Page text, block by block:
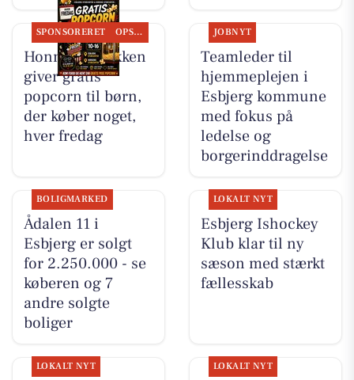
SPONSORERET OPSLAGSTAVLEN
Honning-krukken
giver gratis
popcorn til børn,
der køber noget,
hver fredag
JOBNYT
Teamleder til
hjemmeplejen i
Esbjerg kommune
med fokus på
ledelse og
borgerinddragelse
BOLIGMARKED
Ådalen 11 i
Esbjerg er solgt
for 2.250.000 - se
køberen og 7
andre solgte
boliger
LOKALT NYT
Esbjerg Ishockey
Klub klar til ny
sæson med stærkt
fællesskab
LOKALT NYT LOKALT NYT